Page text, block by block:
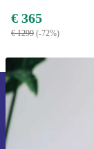
€ 365
€ 1299 (-72%)